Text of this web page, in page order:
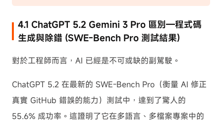
4.1 ChatGPT 5.2 Gemini 3 Pro 區別—程式碼
生成與除錯 (SWE-Bench Pro 測試結果)
對於工程師而言，AI 已經是不可或缺的副駕駛。
ChatGPT 5.2 在最新的 SWE-Bench Pro（衡量 AI 修正
真實 GitHub 錯誤的能力）測試中，達到了驚人的
55.6% 成功率。這證明了它在多語言、多檔案專案中的